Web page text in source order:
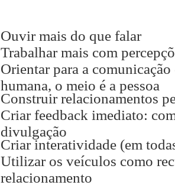
Ouvir mais do que falar
Trabalhar mais com
Orientar para a
humana, o meio é a pessoa
Construir relacionamentos
Criar feedback imediato:
divulgação
Criar interatividade (em
Utilizar os veículos como
relacionamento